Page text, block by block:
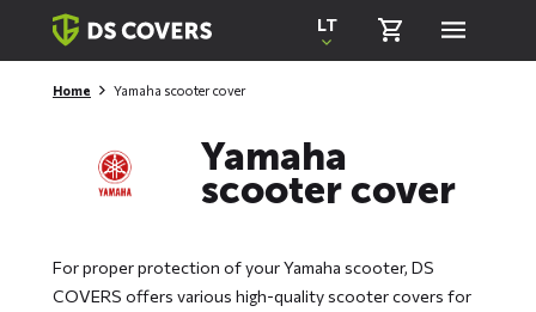
Skiplinks
LT
Home Yamaha scooter cover
Yamaha
scooter cover
For proper protection of your Yamaha scooter, DS
COVERS offers various high-quality scooter covers for